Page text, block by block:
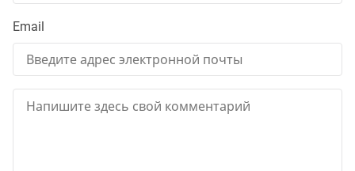
Email